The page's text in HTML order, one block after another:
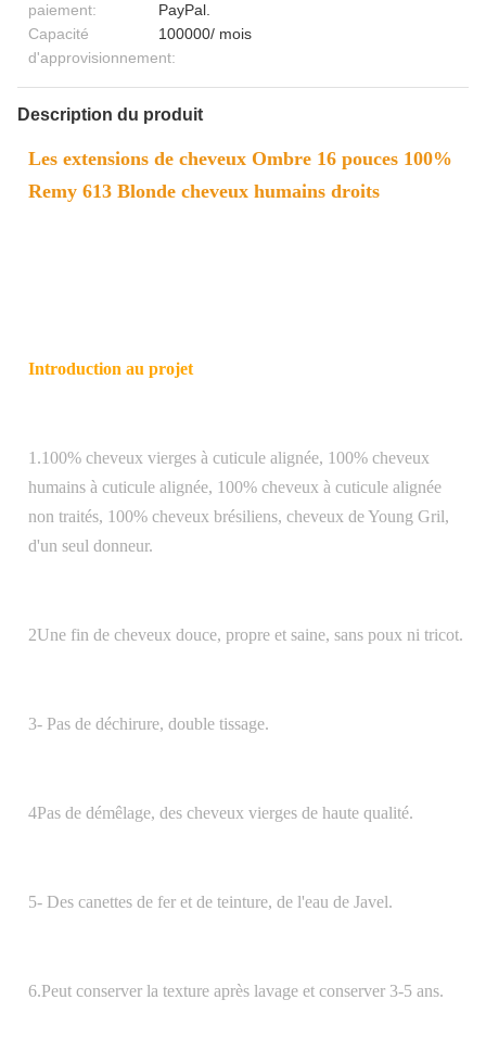
paiement:
PayPal.
Capacité
d'approvisionnement:
100000/ mois
Description du produit
Les extensions de cheveux Ombre 16 pouces 100%
Remy 613 Blonde cheveux humains droits
Introduction au projet
1.100% cheveux vierges à cuticule alignée, 100% cheveux
humains à cuticule alignée, 100% cheveux à cuticule alignée
non traités, 100% cheveux brésiliens, cheveux de Young Gril,
d'un seul donneur.
2Une fin de cheveux douce, propre et saine, sans poux ni tricot.
3- Pas de déchirure, double tissage.
4Pas de démêlage, des cheveux vierges de haute qualité.
5- Des canettes de fer et de teinture, de l'eau de Javel.
6.Peut conserver la texture après lavage et conserver 3-5 ans.